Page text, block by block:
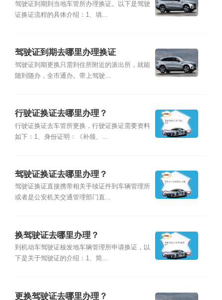
驾驶证到期到当地车管所办理换证。以下是驾驶
证换证流程的具体介绍：1、填...
驾驶证到期去哪里办理换证
驾驶证到期更换只需到住所附近的派出所，就能
随到随办，全市通办。带上驾驶...
行驶证换证去哪里办理？
行驶证换证去车管所更换，行驶证换证需要资料
如下：1、身份证明：《补领、...
驾驶证换证去哪里办理？
驾驶证换证直接携带相关手续证件到车辆管理所
或者是公安机关交通管理部门直...
换驾驶证去哪里办理？
到机动车驾驶证核发地车辆管理所申请换证，以
下是关于驾驶证的介绍：1、简...
更换驾驶证去哪里办理？